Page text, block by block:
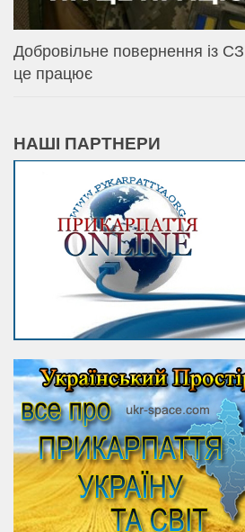
Добровільне повернення із
це працює
НАШІ ПАРТНЕРИ